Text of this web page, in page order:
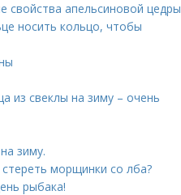
свойства апельсиновой цедры
носить кольцо, чтобы
из свеклы на зиму – очень
зиму.
морщинки со лба?
рыбака!